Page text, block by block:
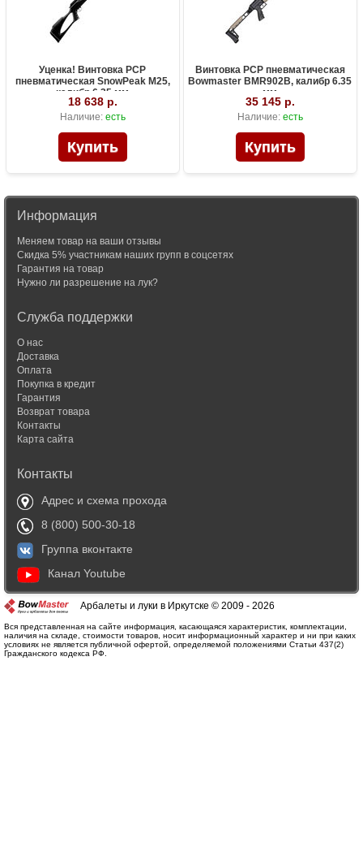
Уценка! Винтовка PCP
пневматическая SnowPeak M25,
калибр 6.35 мм
18 638 р.
Наличие: есть
Винтовка PCP пневматическая
Bowmaster BMR902B, калибр 6.35
мм
35 145 р.
Наличие: есть
Информация
Меняем товар на ваши отзывы
Скидка 5% участникам наших групп в соцсетях
Гарантия на товар
Нужно ли разрешение на лук?
Служба поддержки
О нас
Доставка
Оплата
Покупка в кредит
Гарантия
Возврат товара
Контакты
Карта сайта
Контакты
Адрес и схема прохода
8 (800) 500-30-18
Группа вконтакте
Канал Youtube
Арбалеты и луки в Иркутске © 2009 - 2026
Вся представленная на сайте информация, касающаяся характеристик, комплектации,
наличия на складе, стоимости товаров, носит информационный характер и ни при каких
условиях не является публичной офертой, определяемой положениями Статьи 437(2)
Гражданского кодекса РФ.